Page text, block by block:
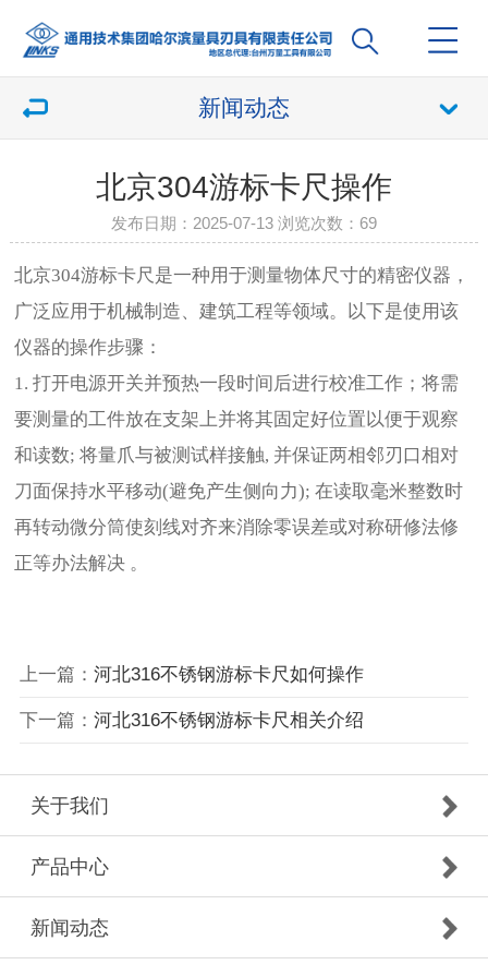
新闻动态
北京304游标卡尺操作
发布日期：2025-07-13 浏览次数： 69
北京304游标卡尺是一种用于测量物体尺寸的精密仪器，
广泛应用于机械制造、建筑工程等领域。以下是使用该
仪器的操作步骤：
1. 打开电源开关并预热一段时间后进行校准工作；将需
要测量的工件放在支架上并将其固定好位置以便于观察
和读数; 将量爪与被测试样接触, 并保证两相邻刃口相对
刀面保持水平移动(避免产生侧向力); 在读取毫米整数时
再转动微分筒使刻线对齐来消除零误差或对称研修法修
正等办法解决 。
上一篇： 河北316不锈钢游标卡尺如何操作
下一篇： 河北316不锈钢游标卡尺相关介绍
关于我们
产品中心
新闻动态